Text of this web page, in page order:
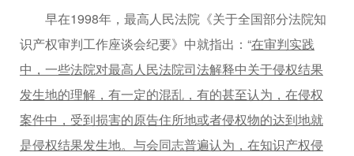
早在1998年，最高人民法院《关于全国部分法院知
识产权审判工作座谈会纪要》中就指出：“在审判实践
中，一些法院对最高人民法院司法解释中关于侵权结果
发生地的理解，有一定的混乱，有的甚至认为，在侵权
案件中，受到损害的原告住所地或者侵权物的达到地就
是侵权结果发生地。与会同志普遍认为，在知识产权侵